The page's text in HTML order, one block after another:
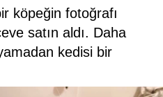
köpeğin fotoğrafı
satın aldı. Daha
kedisi bir